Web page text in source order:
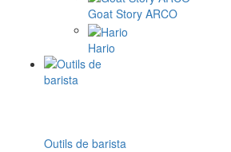
Goat Story ARCO
Hario
Outils de barista